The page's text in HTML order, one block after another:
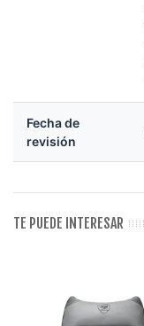
Fecha de
revisión
TE PUEDE INTERESAR